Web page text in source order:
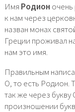
Имя Родион
к нам через
назван монах
Греции проживал
нам это имя.
Правильным
О, то есть Родион.
так же через
произношении